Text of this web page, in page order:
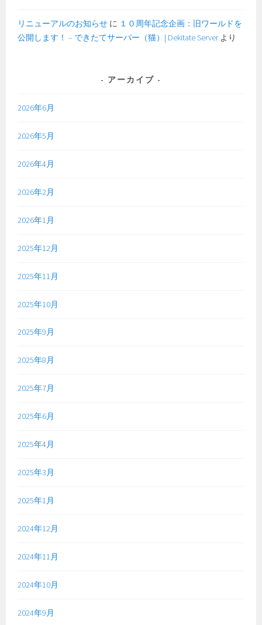
リニューアルのお知らせ に １０周年記念企画：旧ワールドを
公開します！ – できたてサーバー（猫）| Dekitate Serverより
アーカイブ
2026年6月
2026年5月
2026年4月
2026年2月
2026年1月
2025年12月
2025年11月
2025年10月
2025年9月
2025年8月
2025年7月
2025年6月
2025年4月
2025年3月
2025年1月
2024年12月
2024年11月
2024年10月
2024年9月